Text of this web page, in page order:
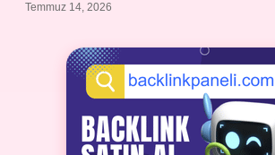
Temmuz 14, 2026